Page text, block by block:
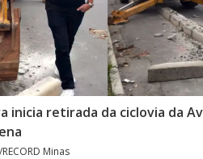
inicia retirada da ciclovia da
Minas